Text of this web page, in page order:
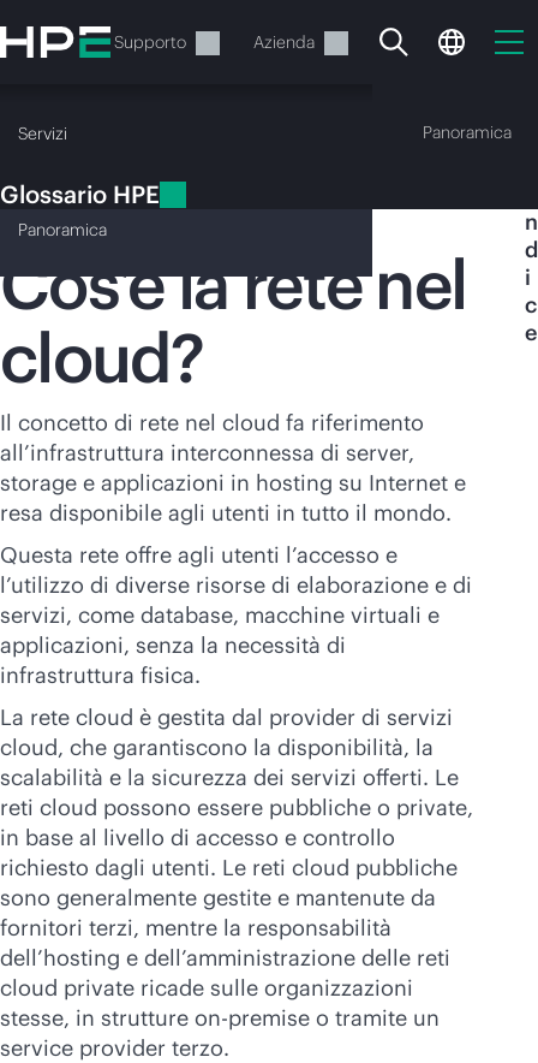
al
contenuto
Servizi Supporto Azienda
Servizi
Il carrello è attualmente
Vai al negozio HPE per sfogliare, configurare e
ordinare.
Acquista ora
Glossario HPE Panoramica
Panoramica
Glossario HPE
Rete nel cloud
Cos’è la rete nel
cloud?
Il concetto di rete nel cloud fa riferimento
all’infrastruttura interconnessa di server,
storage e applicazioni in hosting su Internet e
resa disponibile agli utenti in tutto il mondo.
Questa rete offre agli utenti l’accesso e
l’utilizzo di diverse risorse di elaborazione e di
servizi, come database, macchine virtuali e
applicazioni, senza la necessità di
infrastruttura fisica.
La rete cloud è gestita dal provider di servizi
cloud, che garantiscono la disponibilità, la
scalabilità e la sicurezza dei servizi offerti. Le
reti cloud possono essere pubbliche o private,
in base al livello di accesso e controllo
richiesto dagli utenti. Le reti cloud pubbliche
sono generalmente gestite e mantenute da
fornitori terzi, mentre la responsabilità
dell’hosting e dell’amministrazione delle reti
cloud private ricade sulle organizzazioni
stesse, in strutture on-premise o tramite un
service provider terzo.
n
d
i
c
e